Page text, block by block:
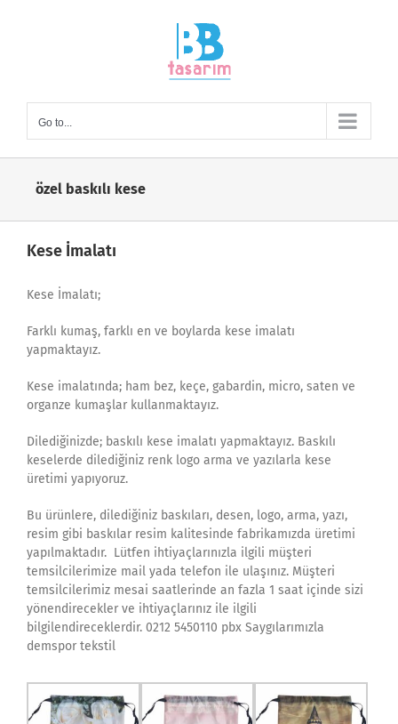
Go to...
özel baskılı kese
Kese İmalatı
Kese İmalatı;
Farklı kumaş, farklı en ve boylarda kese imalatı
yapmaktayız.
Kese imalatında; ham bez, keçe, gabardin, micro, saten ve
organze kumaşlar kullanmaktayız.
Dilediğinizde; baskılı kese imalatı yapmaktayız. Baskılı
keselerde dilediğiniz renk logo arma ve yazılarla kese
üretimi yapıyoruz.
Bu ürünlere, dilediğiniz baskıları, desen, logo, arma, yazı,
resim gibi baskılar resim kalitesinde fabrikamızda üretimi
yapılmaktadır. Lütfen ihtiyaçlarınızla ilgili müşteri
temsilcilerimize mail yada telefon ile ulaşınız. Müşteri
temsilcilerimiz mesai saatlerinde an fazla 1 saat içinde sizi
yönendirecekler ve ihtiyaçlarınız ile ilgili
bilgilendireceklerdir. 0212 5450110 pbx Saygılarımızla
demspor tekstil